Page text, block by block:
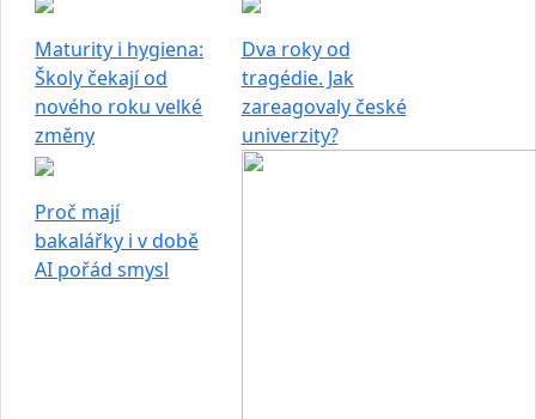
Maturity i hygiena:
Školy čekají od
nového roku velké
změny
Dva roky od
tragédie. Jak
zareagovaly české
univerzity?
Proč mají
bakalářky i v době
AI pořád smysl